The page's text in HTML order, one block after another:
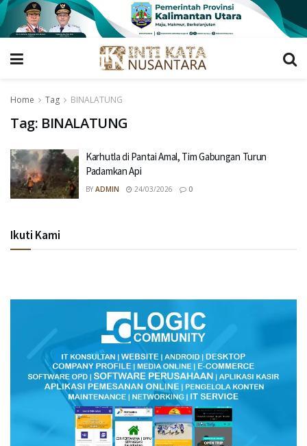
Home Tag BINALATUNG
Tag: BINALATUNG
Karhutla di Pantai Amal, Tim Gabungan Turun
Padamkan Api
BY ADMIN 24/03/2026 0
Ikuti Kami